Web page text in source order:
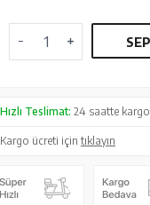
Hızlı Teslimat: 24 saatte
Kargo ücreti içintıklayın